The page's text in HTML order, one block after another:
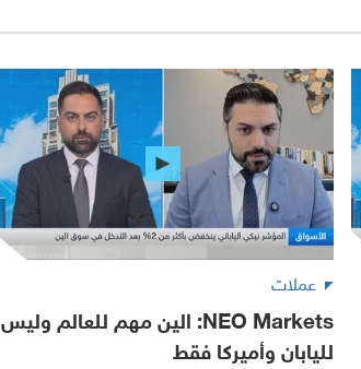
عملات
NEO Markets: الين مهم للعالم وليس
لليابان وأميركا فقط